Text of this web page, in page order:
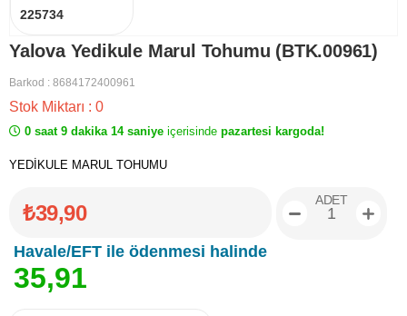
225734
Yalova Yedikule Marul Tohumu (BTK.00961)
Barkod : 8684172400961
Stok Miktarı : 0
0 saat 9 dakika 14 saniye içerisinde pazartesi kargoda!
YEDİKULE MARUL TOHUMU
₺39,90
Havale/EFT ile ödenmesi halinde
35,91
ADET